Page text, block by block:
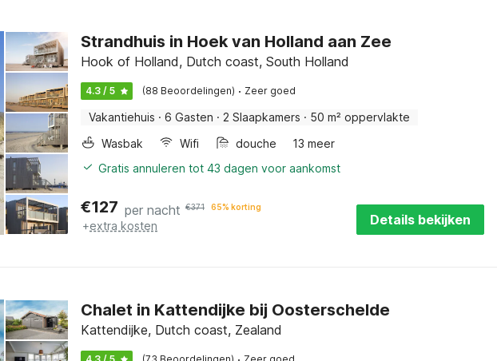
Strandhuis in Hoek van Holland aan Zee
Hook of Holland, Dutch coast, South Holland
4.3 / 5 (88 Beoordelingen) · Zeer goed
Vakantiehuis · 6 Gasten · 2 Slaapkamers · 50 m² oppervlakte
Wasbak
Wifi douche
13 meer
Gratis annuleren tot 43 dagen voor aankomst
€127 per nacht €371 65% korting
+extra kosten Details bekijken
Chalet in Kattendijke bij Oosterschelde
Kattendijke, Dutch coast, Zealand